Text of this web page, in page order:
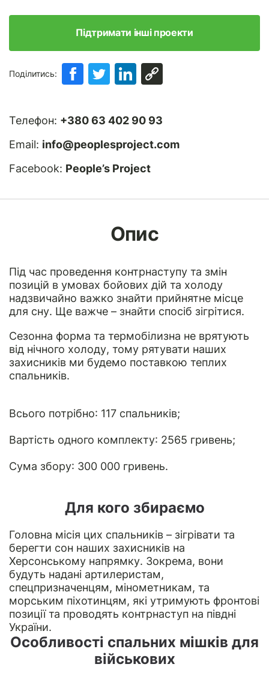
Підтримати інші проекти
Поділитись:
Телефон: +380 63 402 90 93
Email: info@peoplesproject.com
Facebook: People’s Project
Опис
Під час проведення контрнаступу та змін
позицій в умовах бойових дій та холоду
надзвичайно важко знайти прийнятне місце
для сну. Ще важче – знайти спосіб зігрітися.
Сезонна форма та термобілизна не врятують
від нічного холоду, тому рятувати наших
захисників ми будемо поставкою теплих
спальників.
Всього потрібно: 117 спальників;
Вартість одного комплекту: 2565 гривень;
Сума збору: 300 000 гривень.
Для кого збираємо
Головна місія цих спальників – зігрівати та
берегти сон наших захисників на
Херсонському напрямку. Зокрема, вони
будуть надані артилеристам,
спецпризначенцям, мінометникам, та
морським піхотинцям, які утримують фронтові
позиції та проводять контрнаступ на півдні
України.
Особливості спальних мішків для
військових